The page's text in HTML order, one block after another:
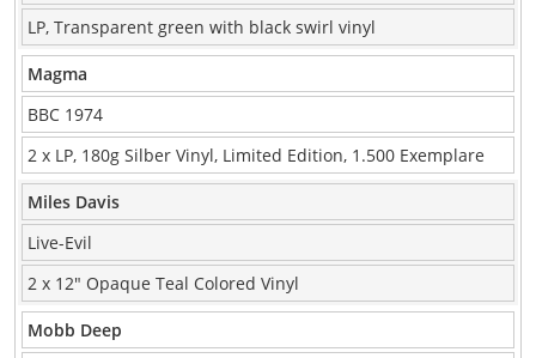
LP, Transparent green with black swirl vinyl
Magma
BBC 1974
2 x LP, 180g Silber Vinyl, Limited Edition, 1.500 Exemplare
Miles Davis
Live-Evil
2 x 12″ Opaque Teal Colored Vinyl
Mobb Deep